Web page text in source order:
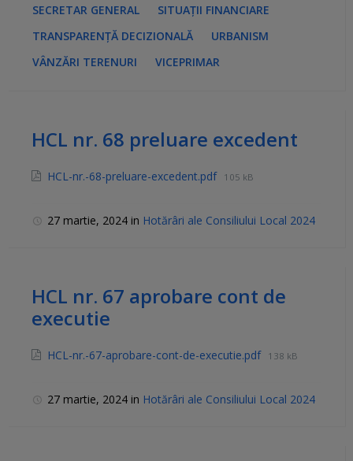
SECRETAR GENERAL
SITUAȚII FINANCIARE
TRANSPARENȚĂ DECIZIONALĂ
URBANISM
VÂNZĂRI TERENURI
VICEPRIMAR
HCL nr. 68 preluare excedent
HCL-nr.-68-preluare-excedent.pdf 105 kB
27 martie, 2024 in Hotărâri ale Consiliului Local 2024
HCL nr. 67 aprobare cont de
executie
HCL-nr.-67-aprobare-cont-de-executie.pdf 138 kB
27 martie, 2024 in Hotărâri ale Consiliului Local 2024